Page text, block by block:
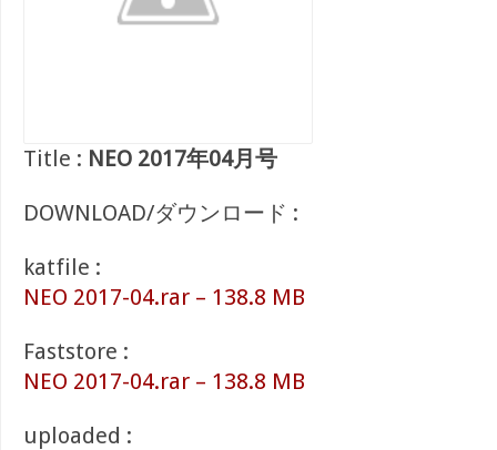
Title : NEO 2017年04月号
DOWNLOAD/ダウンロード :
katfile :
NEO 2017-04.rar – 138.8 MB
Faststore :
NEO 2017-04.rar – 138.8 MB
uploaded :